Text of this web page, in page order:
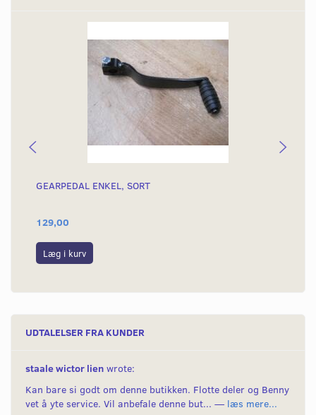
GEARPEDAL ENKEL, SORT
129,00
Læg i kurv
UDTALELSER FRA KUNDER
staale wictor lien wrote:
Kan bare si godt om denne butikken. Flotte deler og Benny
vet å yte service. Vil anbefale denne but... — læs mere...